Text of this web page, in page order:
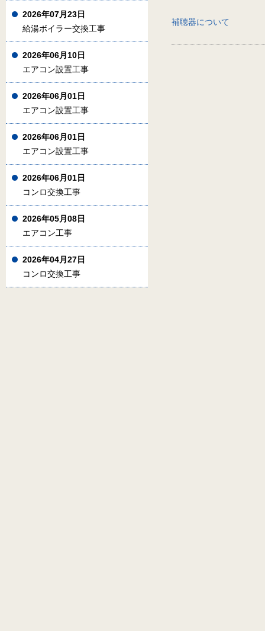
補聴器について
2026年07月23日
給湯ボイラー交換工事
2026年06月10日
エアコン設置工事
2026年06月01日
エアコン設置工事
2026年06月01日
エアコン設置工事
2026年06月01日
コンロ交換工事
2026年05月08日
エアコン工事
2026年04月27日
コンロ交換工事